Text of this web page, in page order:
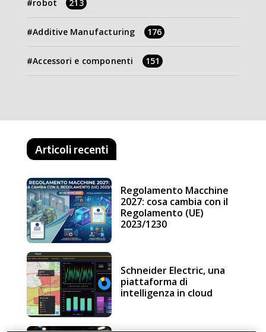
robot 213
Additive Manufacturing 176
Accessori e componenti 151
Articoli recenti
Regolamento Macchine
2027: cosa cambia con il
Regolamento (UE)
2023/1230
Schneider Electric, una
piattaforma di
intelligenza in cloud